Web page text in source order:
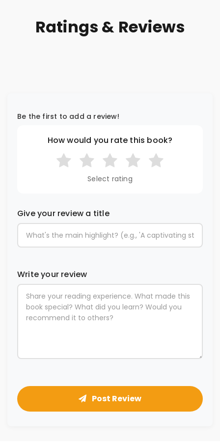
Ratings & Reviews
Be the first to add a review!
How would you rate this book?
Select rating
Give your review a title
Write your review
Post Review